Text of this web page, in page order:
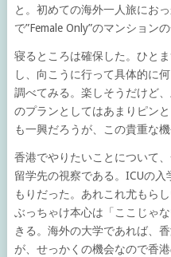
と。初めての海外一人旅にお
で”Female Only”のマンション
寝るところは確保した。ひと
し、向こうに行って具体的に
調べてみる。楽しそうだけど
のプランとしてはあまりピン
も一興だろうが、この貴重な
香港でやりたいことについて
留学先の視察である。ICUの
もりだった。あれこれ尤もら
ぶっちゃけ本心は「ここじゃ
きる。海外の大学であれば、
が、せっかくの機会なので香